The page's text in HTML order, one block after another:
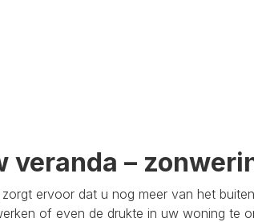
veranda –
ervoor dat u nog meer van het
of even de drukte in uw woning te